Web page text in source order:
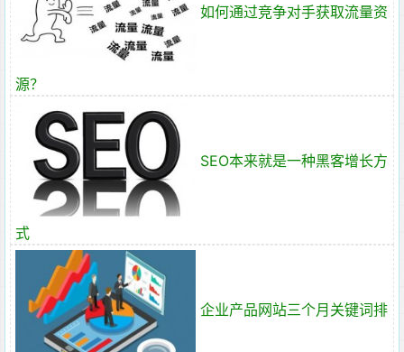
如何通过竞争对手获取流量资
源？
SEO本来就是一种黑客增长方
式
企业产品网站三个月关键词排